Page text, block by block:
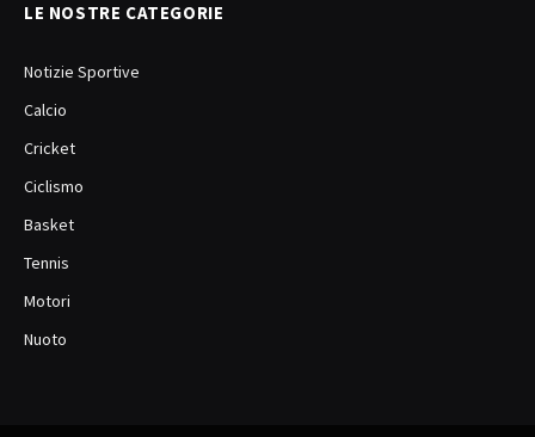
LE NOSTRE CATEGORIE
Notizie Sportive
Calcio
Cricket
Ciclismo
Basket
Tennis
Motori
Nuoto